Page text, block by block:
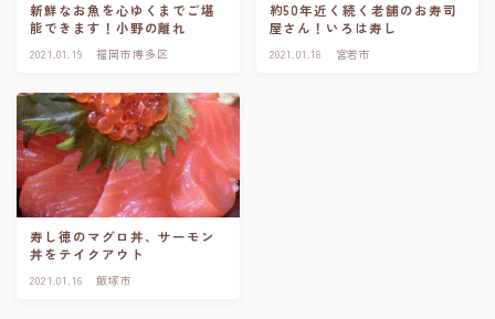
新鮮なお魚を心ゆくまでご堪
能できます！小野の離れ
2021.01.19 福岡市博多区
約50年近く続く老舗のお寿司
屋さん！いろは寿し
2021.01.18 宮若市
寿し徳のマグロ丼、サーモン
丼をテイクアウト
2021.01.16 飯塚市